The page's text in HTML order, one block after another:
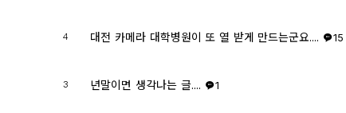
4 대전 카메라 대학병원이 또 열 받게 만드는군요.... 15
3 년말이면 생각나는 글.... 1